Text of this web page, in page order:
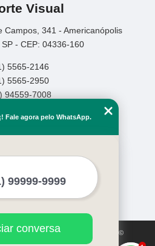
Visual
Campos, 341 - Americanópolis
- CEP: 04336-160
5565-2146
5565-2950
94559-7008
do site
Serviços
proteção de direitos autorais. Copyright©
Fale agora pelo WhatsApp.
conversa